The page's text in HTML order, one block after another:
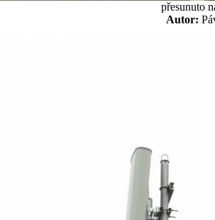
přesunuto
Autor: